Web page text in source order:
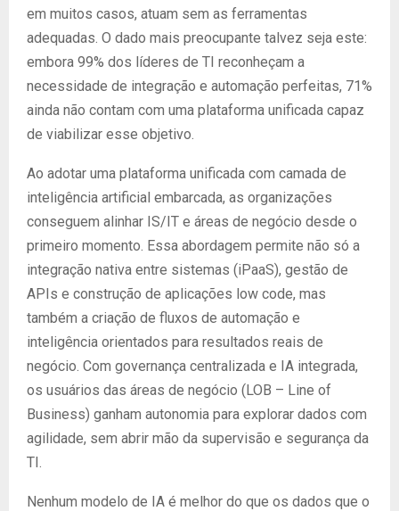
em muitos casos, atuam sem as ferramentas
adequadas. O dado mais preocupante talvez seja este:
embora 99% dos líderes de TI reconheçam a
necessidade de integração e automação perfeitas, 71%
ainda não contam com uma plataforma unificada capaz
de viabilizar esse objetivo.
Ao adotar uma plataforma unificada com camada de
inteligência artificial embarcada, as organizações
conseguem alinhar IS/IT e áreas de negócio desde o
primeiro momento. Essa abordagem permite não só a
integração nativa entre sistemas (iPaaS), gestão de
APIs e construção de aplicações low code, mas
também a criação de fluxos de automação e
inteligência orientados para resultados reais de
negócio. Com governança centralizada e IA integrada,
os usuários das áreas de negócio (LOB – Line of
Business) ganham autonomia para explorar dados com
agilidade, sem abrir mão da supervisão e segurança da
TI.
Nenhum modelo de IA é melhor do que os dados que o